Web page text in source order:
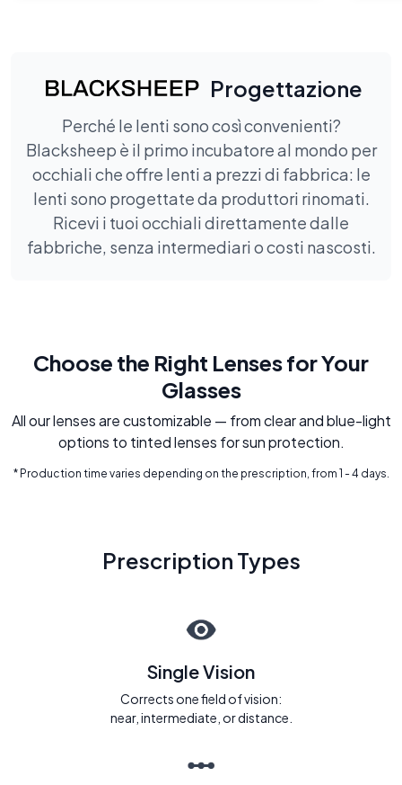
Progettazione
Perché le lenti sono così convenienti?
Blacksheep è il primo incubatore al mondo per
occhiali che offre lenti a prezzi di fabbrica: le
lenti sono progettate da produttori rinomati.
Ricevi i tuoi occhiali direttamente dalle
fabbriche, senza intermediari o costi nascosti.
Choose the Right Lenses for Your
Glasses
All our lenses are customizable — from clear and blue-light
options to tinted lenses for sun protection.
* Production time varies depending on the prescription, from 1 - 4 days.
Prescription Types
Single Vision
Corrects one field of vision:
near, intermediate, or distance.